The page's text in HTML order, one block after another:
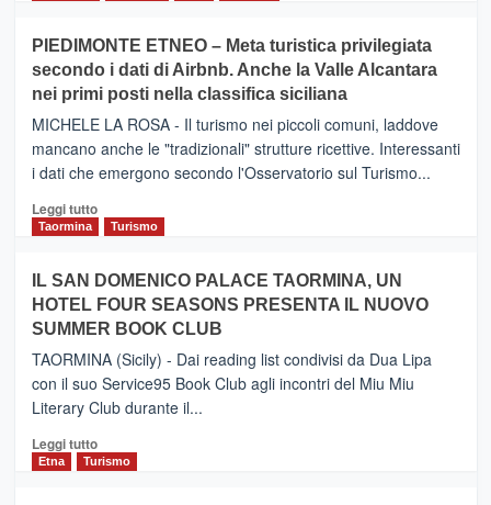
CATANIA
–
Inaugurato
il
nuovo
collegamento
tra
e
Zanzibar
da
Neos
PIEDIMONTE ETNEO – Meta turistica privilegiata
secondo i dati di Airbnb. Anche la Valle Alcantara
nei primi posti nella classifica siciliana
MICHELE LA ROSA - Il turismo nei piccoli comuni, laddove
mancano anche le "tradizionali" strutture ricettive. Interessanti
i dati che emergono secondo l'Osservatorio sul Turismo...
Leggi tuttoLeggi
PIEDIMONTE
ETNEO
–
Meta
turistica
privilegiata
secondo
dati
di
Taormina Turismo
IL SAN DOMENICO PALACE TAORMINA, UN
HOTEL FOUR SEASONS PRESENTA IL NUOVO
SUMMER BOOK CLUB
TAORMINA (Sicily) - Dai reading list condivisi da Dua Lipa
con il suo Service95 Book Club agli incontri del Miu Miu
Literary Club durante il...
Leggi tuttoLeggi
di
Etna Turismo